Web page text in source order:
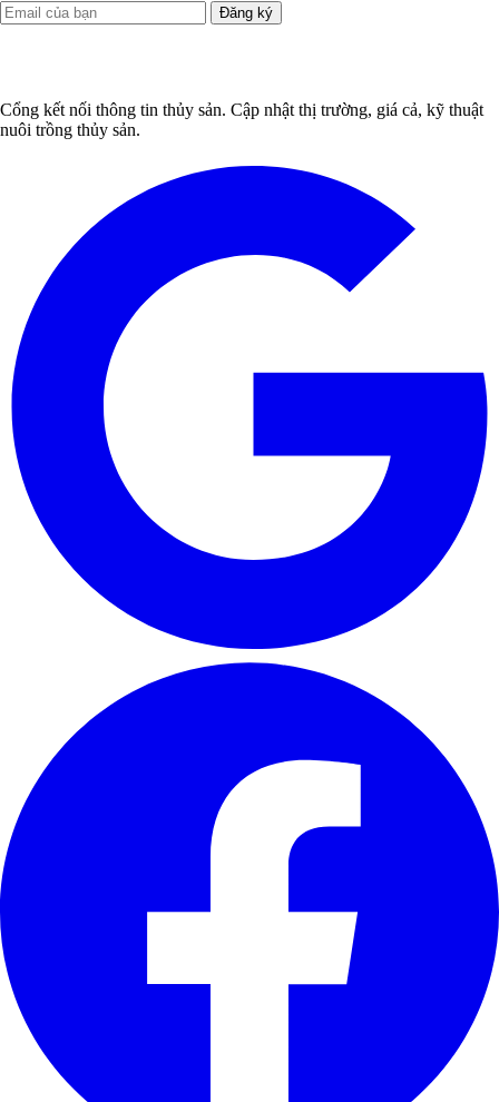
Đăng ký
Cổng kết nối thông tin thủy sản. Cập nhật thị trường, giá cả, kỹ thuật
nuôi trồng thủy sản.